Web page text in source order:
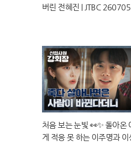
버린 전혜진 | JTBC
처음 보는 눈빛 👀✨ 돌아온
게 적응 못 하는 이주명과 이